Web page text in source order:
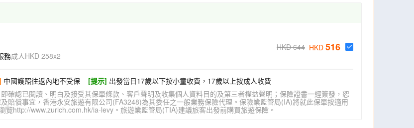
務成人HKD 258x2
HKD 644 HKD 516
中國護照往返內地不受保 [提示] 出發當日17歲以下按小童收費，17歲以上按成人收費
確認已閱讀、明白及接受其保單條款、客戶聲明及收集個人資料目的及第三者權益聲明；保險證書一經簽發，恕
賠償事宜，香港永安旅遊有限公司(FA3248)為其委任之一般業務保險代理。保險業監管局(IA)將就此保單按適用
http://www.zurich.com.hk/ia-levy。旅遊業監管局(TIA)建議旅客出發前購買旅遊保險。